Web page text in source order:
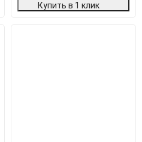
Купить в 1 клик